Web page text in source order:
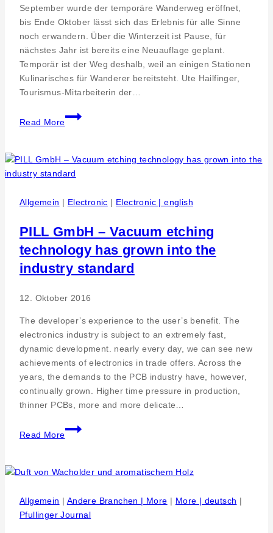
September wurde der temporäre Wanderweg eröffnet,
bis Ende Oktober lässt sich das Erlebnis für alle Sinne
noch erwandern. Über die Winterzeit ist Pause, für
nächstes Jahr ist bereits eine Neuauflage geplant.
Temporär ist der Weg deshalb, weil an einigen Stationen
Kulinarisches für Wanderer bereitsteht. Ute Hailfinger,
Tourismus-Mitarbeiterin der…
Read More
Mit
allen
genießen
–
Themenwanderweg
Sonnenbühl
Allgemein | Electronic | Electronic | english
PILL GmbH – Vacuum etching
technology has grown into the
industry standard
12. Oktober 2016
The developer’s experience to the user’s benefit. The
electronics industry is subject to an extremely fast,
dynamic development. nearly every day, we can see new
achievements of electronics in trade offers. Across the
years, the demands to the PCB industry have, however,
continually grown. Higher time pressure in production,
thinner PCBs, more and more delicate…
Read More
PILL
GmbH
Vacuum
technology
Allgemein | Andere Branchen | More | More | deutsch |
Pfullinger Journal